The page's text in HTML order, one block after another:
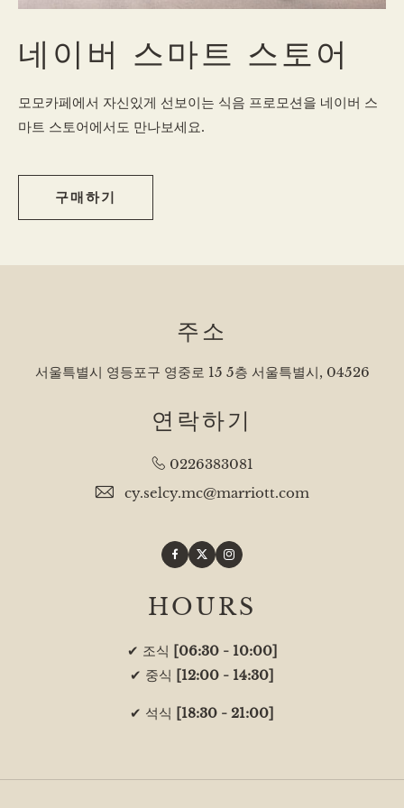
네이버 스마트 스토어
모모카페에서 자신있게 선보이는 식음 프로모션을 네이버 스
마트 스토어에서도 만나보세요.
구매하기
주소
서울특별시 영등포구 영중로 15 5층 서울특별시, 04526
연락하기
0226383081
cy.selcy.mc@marriott.com
Facebook
TwitterInstagram
HOURS
✔ 조식 [06:30 - 10:00]
✔ 중식 [12:00 - 14:30]
✔ 석식 [18:30 - 21:00]